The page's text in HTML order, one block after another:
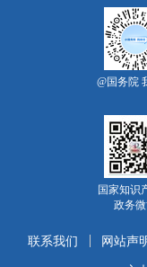
@国务院
国家知识
政务
联系我们 网站声